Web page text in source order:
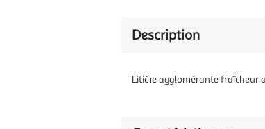
Description
Litière agglomérante fraîcheur